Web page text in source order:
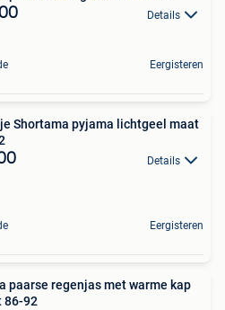
Details
Eergisteren
Shortama pyjama lichtgeel maat
Details
Eergisteren
paarse regenjas met warme kap
86-92